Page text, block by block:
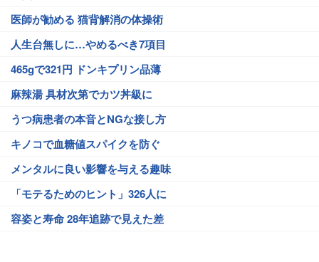
医師が勧める 猫背解消の体操術
人生台無しに…やめるべき7項目
465gで321円 ドンキプリン品薄
麻辣湯 具材次第でカツ丼級に
うつ病患者の本音とNGな接し方
キノコで血糖値スパイクを防ぐ
メンタルに良い影響を与える趣味
「モテるためのヒント」326人に
容姿と寿命 28年追跡で見えた差